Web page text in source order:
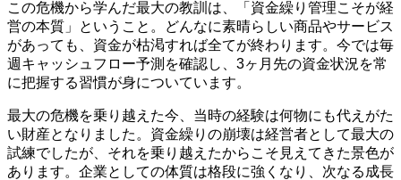
この危機から学んだ最大の教訓は、「資金繰り管理こそが経
営の本質」ということ。どんなに素晴らしい商品やサービス
があっても、資金が枯渇すれば全てが終わります。今では毎
週キャッシュフロー予測を確認し、3ヶ月先の資金状況を常
に把握する習慣が身についています。
最大の危機を乗り越えた今、当時の経験は何物にも代えがた
い財産となりました。資金繰りの崩壊は経営者として最大の
試練でしたが、それを乗り越えたからこそ見えてきた景色が
あります。企業としての体質は格段に強くなり、次なる成長